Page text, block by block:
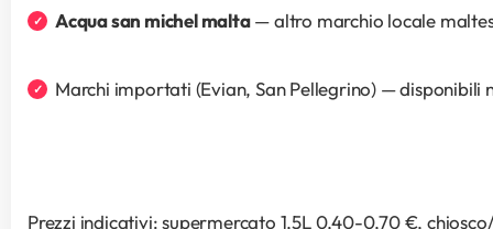
Acqua san michel malta — altro marchio locale
Marchi importati (Evian, San Pellegrino) —
Prezzi indicativi: supermercato 1,5L 0,40-0,70 €,